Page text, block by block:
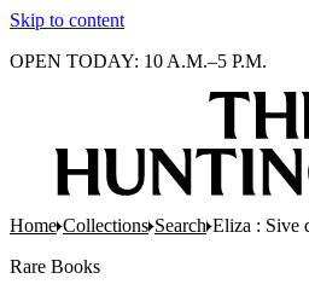
Skip to content
OPEN TODAY: 10 A.M.–5 P.M.
Home Collections Search Eliza : Sive
Rare Books